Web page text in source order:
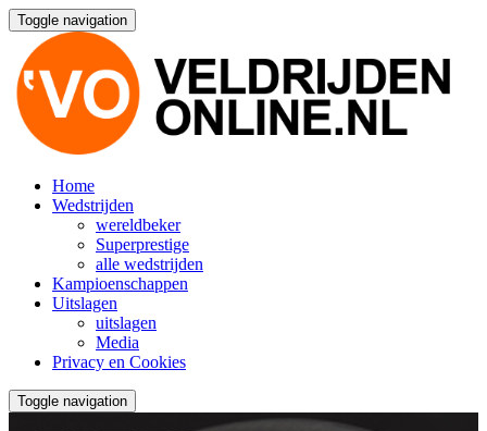
Toggle navigation
Home
Wedstrijden
wereldbeker
Superprestige
alle wedstrijden
Kampioenschappen
Uitslagen
uitslagen
Media
Privacy en Cookies
Toggle navigation